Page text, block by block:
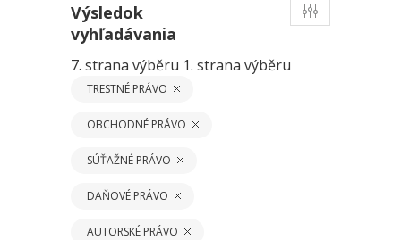
Výsledok
vyhľadávania
7. strana výběru 1. strana výběru
TRESTNÉ PRÁVO
OBCHODNÉ PRÁVO
SÚŤAŽNÉ PRÁVO
DAŇOVÉ PRÁVO
AUTORSKÉ PRÁVO